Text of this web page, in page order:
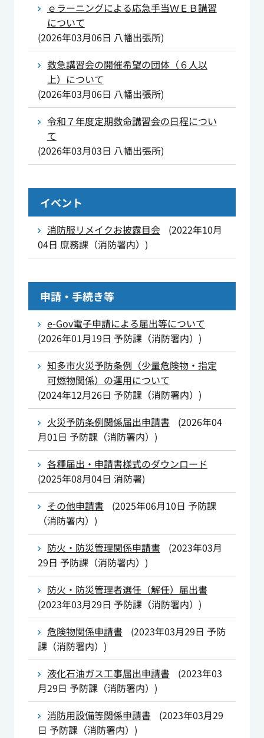
ｅラーニングによる応急手当ＷＥＢ講習
について
(2026年03月06日 八幡出張所)
救急講習会の開催希望の団体（６人以
上）について
(2026年03月06日 八幡出張所)
令和７年度定期救命講習会の日程につい
て
(2026年03月03日 八幡出張所)
イベント
消防服リメイクお披露目会 (2022年10月
04日 庶務課（消防署内） )
申請・手続き等
e-Gov電子申請による届出等について
(2026年01月19日 予防課（消防署内） )
知多市火災予防条例（少量危険物・指定
可燃物関係）の運用について
(2024年12月26日 予防課（消防署内） )
火災予防条例関係届出申請書
(2026年04
月01日 予防課（消防署内） )
各種届出・申請書様式のダウンロード
(2025年08月04日 消防署)
その他申請書
(2025年06月10日 予防課
（消防署内） )
防火・防災管理関係申請書
(2023年03月
29日 予防課（消防署内） )
防火・防災管理者選任（解任）届出書
(2023年03月29日 予防課（消防署内） )
危険物関係申請書
(2023年03月29日 予防
課（消防署内） )
液化石油ガス工事届出申請書
(2023年03
月29日 予防課（消防署内） )
消防用設備等関係申請書
(2023年03月29
日 予防課（消防署内） )